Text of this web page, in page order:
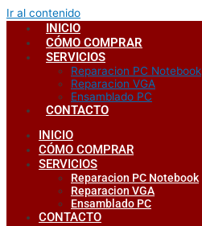
Ir al contenido
INICIO
CÓMO COMPRAR
SERVICIOS
Reparacion PC Notebook
Reparacion VGA
Ensamblado PC
CONTACTO
INICIO
CÓMO COMPRAR
SERVICIOS
Reparacion PC Notebook
Reparacion VGA
Ensamblado PC
CONTACTO